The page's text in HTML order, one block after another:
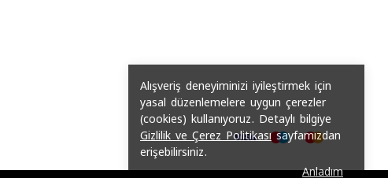
Alışveriş deneyiminizi iyileştirmek için
yasal düzenlemelere uygun çerezler
(cookies) kullanıyoruz. Detaylı bilgiye
Gizlilik ve Çerez Politikasısayfamızdan
erişebilirsiniz.
Anladım